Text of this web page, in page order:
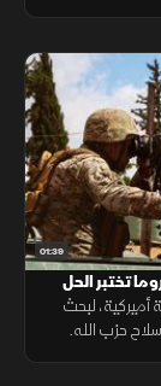
01:39
تختبر الحل
أميركية، لبحث
حزب الله.